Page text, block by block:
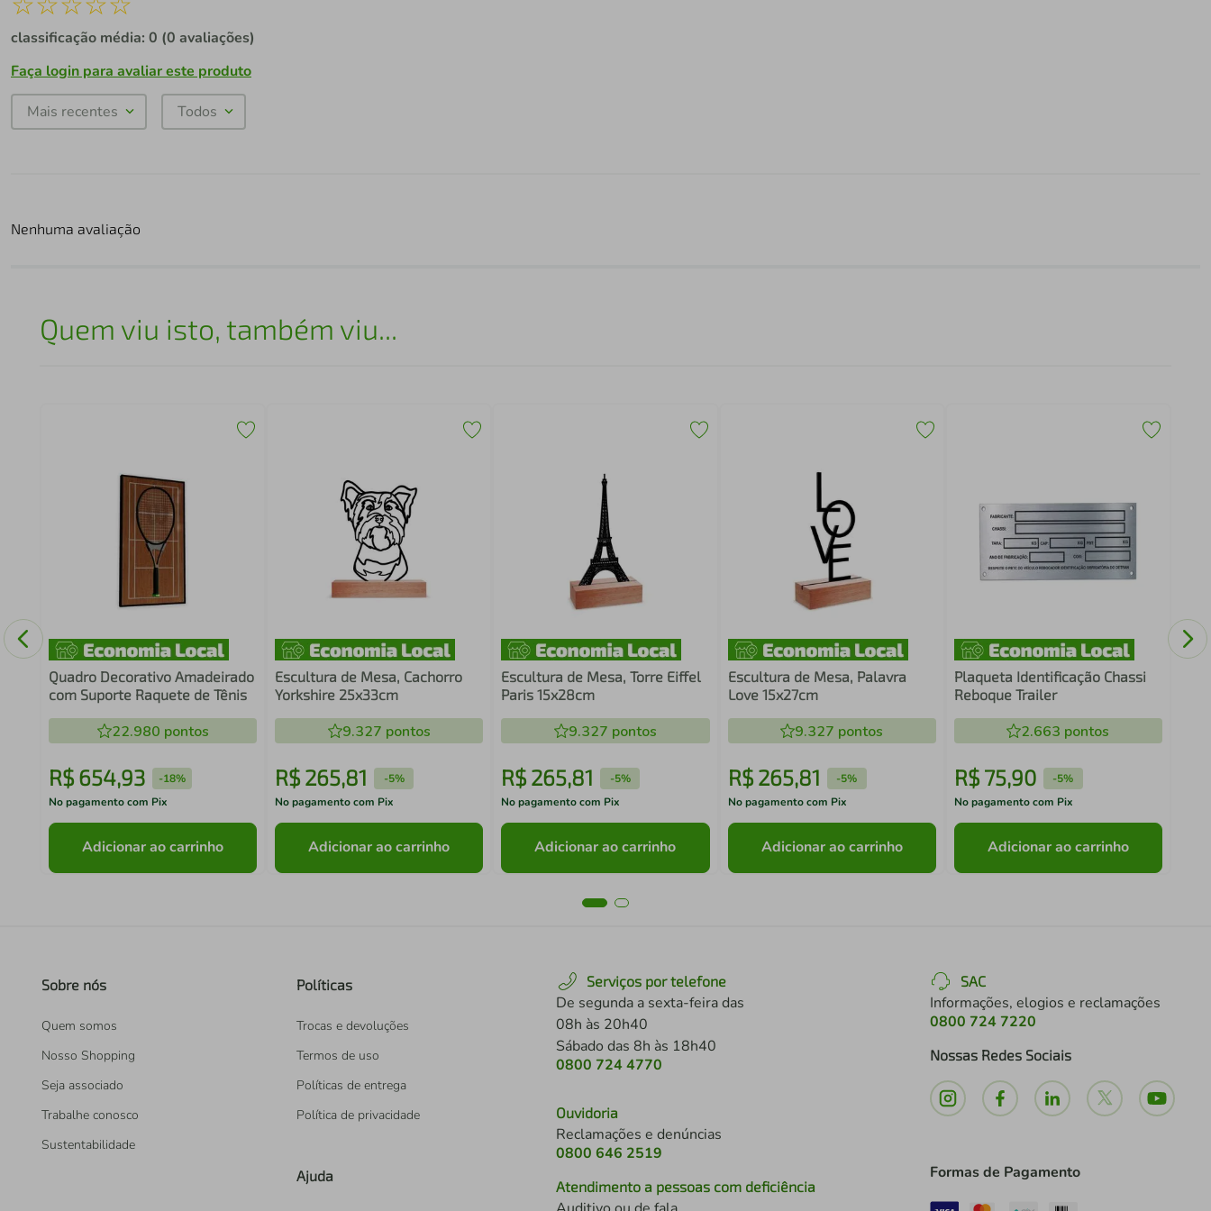
classificação média: 0 (0 avaliações)
Faça login para avaliar este produto
Mais recentes Todos
Nenhuma avaliação
Quem viu isto, também viu...
Quadro Decorativo Amadeirado
com Suporte Raquete de Tênis
22.980 pontos
R$ 654,93 -18%
No pagamento com Pix
Adicionar ao carrinho
Escultura de Mesa, Cachorro
Yorkshire 25x33cm
9.327 pontos
R$ 265,81 -5%
No pagamento com Pix
Adicionar ao carrinho
Escultura de Mesa, Torre Eiffel
Paris 15x28cm
9.327 pontos
R$265,81 -5%
No pagamento com Pix
Adicionar ao carrinho
Escultura de Mesa, Palavra
Love 15x27cm
9.327 pontos
R$ 265,81 -5%
No pagamento com Pix
Adicionar ao carrinho
Plaqueta Identificação Chassi
Reboque Trailer
2.663 pontos
R$ 75,90 -5%
No pagamento com Pix
Adicionar ao carrinho
Sobre nós
Quem somos
Nosso Shopping
Seja associado
Trabalhe conosco
Sustentabilidade
Políticas
Trocas e devoluções
Termos de uso
Políticas de entrega
Política de privacidade
Ajuda
Serviços por telefone
De segunda a sexta-feira das
08h às 20h40
Sábado das 8h às 18h40
0800 724 4770
Ouvidoria
Reclamações e denúncias
0800 646 2519
Atendimento a pessoas com deficiência
SAC
Informações, elogios e reclamações
0800 724 7220
Nossas Redes Sociais
Formas de Pagamento